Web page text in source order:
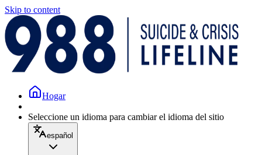
Skip to content
Hogar
Seleccione un idioma para cambiar el idioma del sitio
español